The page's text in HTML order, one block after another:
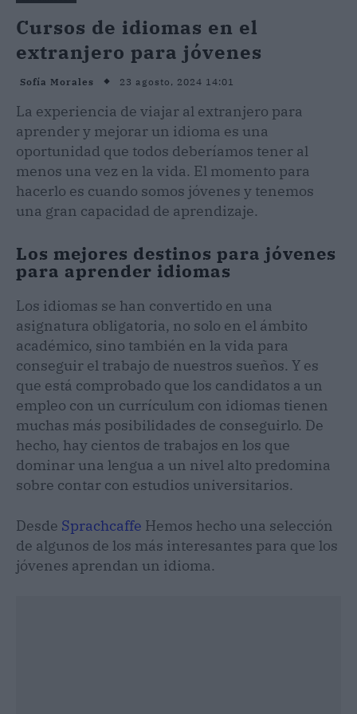
Cursos de idiomas en el
extranjero para jóvenes
Sofía Morales 23 agosto, 2024 14:01
La experiencia de viajar al extranjero para
aprender y mejorar un idioma es una
oportunidad que todos deberíamos tener al
menos una vez en la vida. El momento para
hacerlo es cuando somos jóvenes y tenemos
una gran capacidad de aprendizaje.
Los mejores destinos para jóvenes
para aprender idiomas
Los idiomas se han convertido en una
asignatura obligatoria, no solo en el ámbito
académico, sino también en la vida para
conseguir el trabajo de nuestros sueños. Y es
que está comprobado que los candidatos a un
empleo con un currículum con idiomas tienen
muchas más posibilidades de conseguirlo. De
hecho, hay cientos de trabajos en los que
dominar una lengua a un nivel alto predomina
sobre contar con estudios universitarios.
Desde Sprachcaffe Hemos hecho una selección
de algunos de los más interesantes para que los
jóvenes aprendan un idioma.